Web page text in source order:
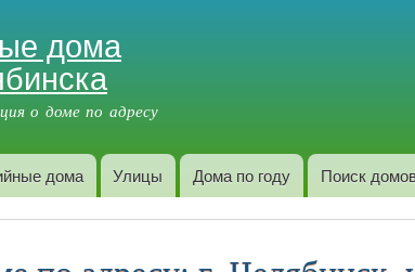
дома
о доме по адресу
дома Улицы Дома по году Поиск